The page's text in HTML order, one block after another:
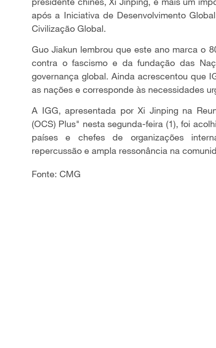
após a Iniciativa de Desenvolvimento
Civilização Global.
Guo Jiakun lembrou que este ano marca o
contra o fascismo e da fundação das
governança global. Ainda acrescentou que
as nações e corresponde às necessidades
A IGG, apresentada por Xi Jinping na
(OCS) Plus" nesta segunda-feira (1), foi
países e chefes de organizações
repercussão e ampla ressonância na
Fonte: CMG